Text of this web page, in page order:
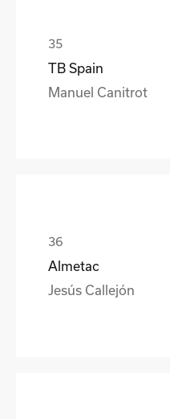
TB Spain
Manuel Canitrot
Almetac
Jesús Callejón